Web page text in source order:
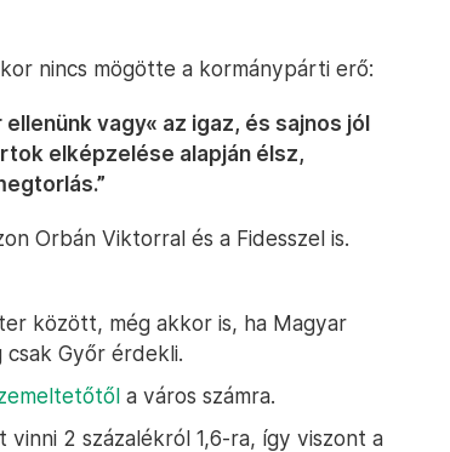
nincs mögötte a kormánypárti erő:
vagy« az igaz, és sajnos jól
elképzelése alapján élsz,
Orbán Viktorral és a Fidesszel is.
között, még akkor is, ha Magyar
Győr érdekli.
a város számra.
2 százalékról 1,6-ra, így viszont a